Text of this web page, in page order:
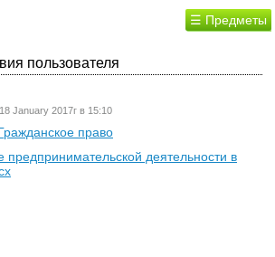
☰ Предметы
пользователя
18 January 2017г в 15:10
право
предпринимательской деятельности в